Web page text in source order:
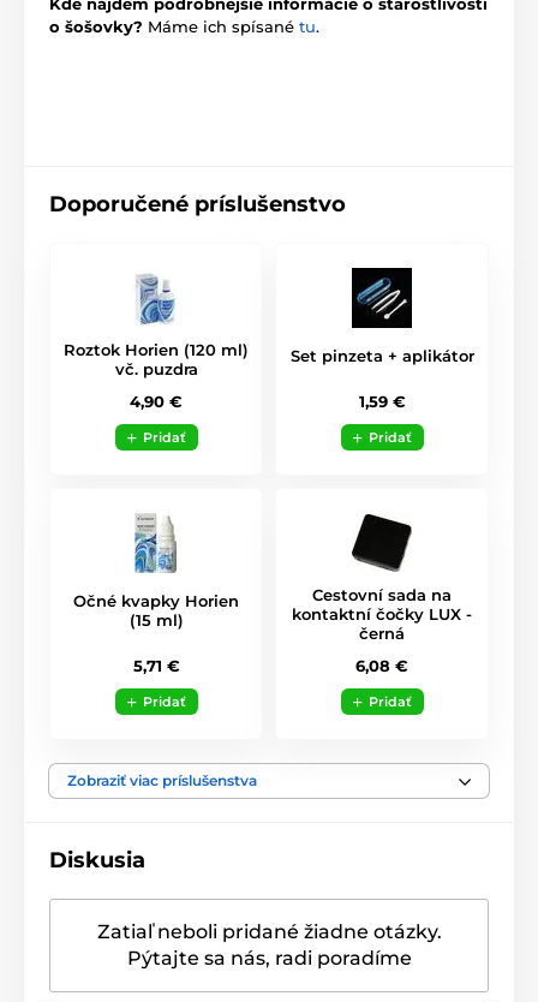
o šošovky? Máme ich spísané tu.
Doporučené príslušenstvo
Roztok Horien (120 ml)
vč. puzdra
4,90 €
Pridať
Set pinzeta + aplikátor
1,59 €
Pridať
Očné kvapky Horien
(15 ml)
5,71 €
Pridať
Cestovní sada na
kontaktní čočky LUX -
černá
6,08 €
Pridať
Zobraziť viac príslušenstva
Diskusia
Zatiaľ neboli pridané žiadne otázky.
Pýtajte sa nás, radi poradíme